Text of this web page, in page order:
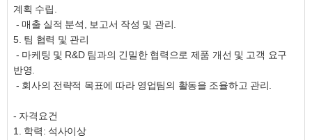
계획 수립.
- 매출 실적 분석, 보고서 작성 및 관리.
5. 팀 협력 및 관리
- 마케팅 및 R&D 팀과의 긴밀한 협력으로 제품 개선 및 고객 요구
반영.
- 회사의 전략적 목표에 따라 영업팀의 활동을 조율하고 관리.
- 자격요건
1. 학력: 석사이상